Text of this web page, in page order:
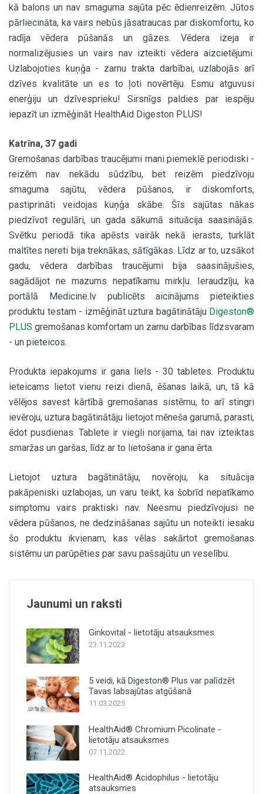
kā balons un nav smaguma sajūta pēc ēdienreizēm. Jūtos
pārliecināta, ka vairs nebūs jāsatraucas par diskomfortu, ko
radīja vēdera pūšanās un gāzes. Vēdera izeja ir
normalizējusies un vairs nav izteikti vēdera aizcietējumi.
Uzlabojoties kuņģa - zarnu trakta darbībai, uzlabojās arī
dzīves kvalitāte un es to ļoti novērtēju. Esmu atguvusi
enerģiju un dzīvesprieku! Sirsnīgs paldies par iespēju
iepazīt un izmēģināt HealthAid Digeston PLUS!
Katrīna, 37 gadi
Gremošanas darbības traucējumi mani piemeklē periodiski -
reizēm nav nekādu sūdzību, bet reizēm piedzīvoju
smaguma sajūtu, vēdera pūšanos, ir diskomforts,
pastiprināti veidojas kuņģa skābe. Šīs sajūtas nākas
piedzīvot regulāri, un gada sākumā situācija saasinājās.
Svētku periodā tika apēsts vairāk nekā ierasts, turklāt
maltītes nereti bija treknākas, sātīgākas. Līdz ar to, uzsākot
gadu, vēdera darbības traucējumi bija saasinājušies,
sagādājot ne mazums nepatīkamu mirkļu. Ieraudzīju, ka
portālā Medicine.lv publicēts aicinājums pieteikties
produktu testam - izmēģināt uztura bagātinātāju Digeston®
PLUS gremošanas komfortam un zarnu darbības līdzsvaram
- un pieteicos.
Produkta iepakojums ir gana liels - 30 tabletes. Produktu
ieteicams lietot vienu reizi dienā, ēšanas laikā, un, tā kā
vēlējos savest kārtībā gremošanas sistēmu, to arī stingri
ievēroju, uztura bagātinātāju lietojot mēneša garumā, parasti,
ēdot pusdienas. Tablete ir viegli norijama, tai nav izteiktas
smaržas un garšas, līdz ar to lietošana ir gana ērta.
Lietojot uztura bagātinātāju, novēroju, ka situācija
pakāpeniski uzlabojas, un varu teikt, ka šobrīd nepatīkamo
simptomu vairs praktiski nav. Neesmu piedzīvojusi ne
vēdera pūšanos, ne dedzināšanas sajūtu un noteikti iesaku
šo produktu ikvienam, kas vēlas sakārtot gremošanas
sistēmu un parūpēties par savu pašsajūtu un veselību.
Jaunumi un raksti
Ginkovital - lietotāju atsauksmes
23.11.2023
5 veidi, kā Digeston® Plus var palīdzēt
Tavas labsajūtas atgūšanā
11.03.2025
HealthAid® Chromium Picolinate -
lietotāju atsauksmes
07.11.2022
HealthAid® Acidophilus - lietotāju
atsauksmes